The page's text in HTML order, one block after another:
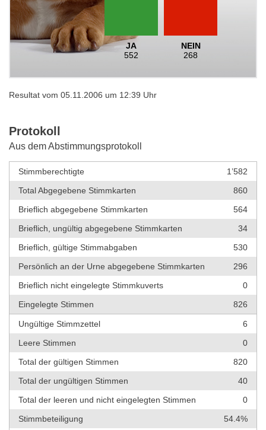
JA
552
NEIN
268
Resultat vom 05.11.2006 um 12:39 Uhr
Protokoll
Aus dem Abstimmungsprotokoll
Stimmberechtigte
1’582
Total Abgegebene Stimmkarten
860
Brieflich abgegebene Stimmkarten
564
Brieflich, ungültig abgegebene Stimmkarten
34
Brieflich, gültige Stimmabgaben
530
Persönlich an der Urne abgegebene Stimmkarten
296
Brieflich nicht eingelegte Stimmkuverts
0
Eingelegte Stimmen
826
Ungültige Stimmzettel
6
Leere Stimmen
0
Total der gültigen Stimmen
820
Total der ungültigen Stimmen
40
Total der leeren und nicht eingelegten Stimmen
0
Stimmbeteiligung
54.4%